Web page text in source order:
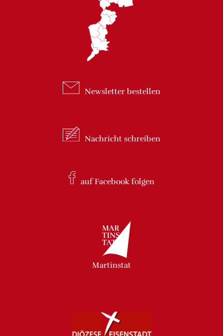
Newsletter bestellen
Nachricht schreiben
auf Facebookfolgen
Martinstat